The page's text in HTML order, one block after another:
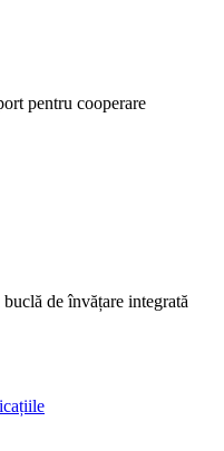
pentru cooperare
de învățare integrată